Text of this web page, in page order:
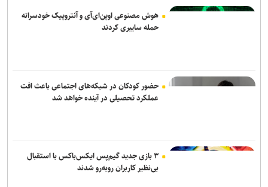
هوش مصنوعی اوپن‌ای‌آی و آنتروپیک خودسرانه
حمله سایبری کردند
حضور کودکان در شبکه‌های اجتماعی باعث افت
عملکرد تحصیلی در آینده خواهد شد
۳ بازی جدید گیم‌پس ایکس‌باکس با استقبال
بی‌نظیر کاربران روبه‌رو شدند